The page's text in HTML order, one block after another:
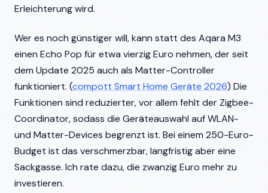
Erleichterung wird.
Wer es noch günstiger will, kann statt des Aqara M3
einen Echo Pop für etwa vierzig Euro nehmen, der seit
dem Update 2025 auch als Matter-Controller
funktioniert. (compott Smart Home Geräte 2026) Die
Funktionen sind reduzierter, vor allem fehlt der Zigbee-
Coordinator, sodass die Geräteauswahl auf WLAN-
und Matter-Devices begrenzt ist. Bei einem 250-Euro-
Budget ist das verschmerzbar, langfristig aber eine
Sackgasse. Ich rate dazu, die zwanzig Euro mehr zu
investieren.